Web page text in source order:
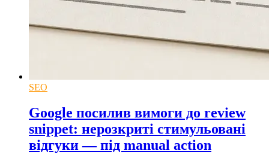
SEO
Google посилив вимоги до review
snippet: нерозкриті стимульовані
відгуки — під manual action